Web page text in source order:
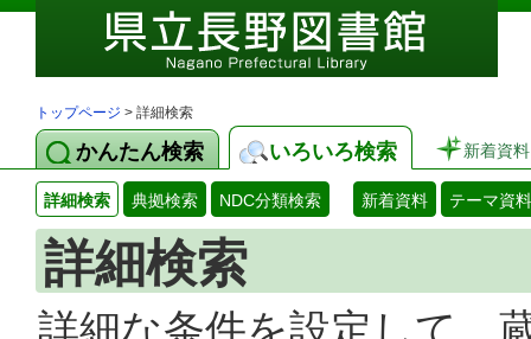
トップページ > 詳細検索
かんたん検索 いろいろ検索 新着資料
詳細検索 典拠検索 NDC分類検索 新着資料 テーマ資料
詳細検索
詳細な条件を設定して、